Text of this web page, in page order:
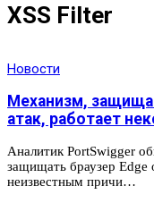
XSS Filter
Новости
Механизм,
атак, работает
Аналитик PortSwigger
защищать браузер Edge
неизвестным причи…